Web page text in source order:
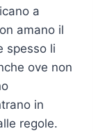
a
amano il
spesso li
ove non
in
regole.